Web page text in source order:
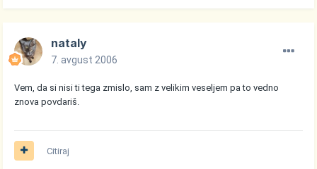
nataly
7. avgust 2006
Vem, da si nisi ti tega zmislo, sam z velikim veseljem pa to vedno
znova povdariš.
Citiraj